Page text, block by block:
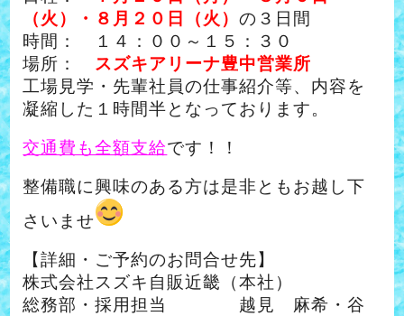
（火）・８月２０日（火）の３日間
時間： １４：００～１５：３０
場所： スズキアリーナ豊中営業所
工場見学・先輩社員の仕事紹介等、内容を
凝縮した１時間半となっております。
交通費も全額支給です！！
整備職に興味のある方は是非ともお越し下
さいませ
【詳細・ご予約のお問合せ先】
株式会社スズキ自販近畿（本社）
総務部・採用担当 越見 麻希・谷